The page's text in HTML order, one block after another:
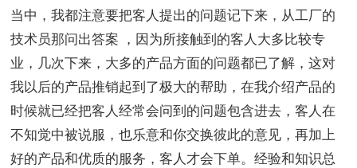
当中，我都注意要把客人提出的问题记下来，从工厂的
技术员那问出答案 ，因为所接触到的客人大多比较专
业，几次下来，大多的产品方面的问题都已了解，这对
我以后的产品推销起到了极大的帮助，在我介绍产品的
时候就已经把客人经常会问到的问题包含进去，客人在
不知觉中被说服，也乐意和你交换彼此的意见，再加上
好的产品和优质的服务，客人才会下单。经验和知识总